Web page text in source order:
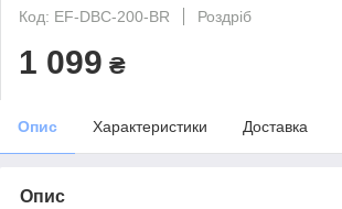
Код: EF-DBC-200-BR
Роздріб
1 099 ₴
Опис Характеристики Доставка
Опис